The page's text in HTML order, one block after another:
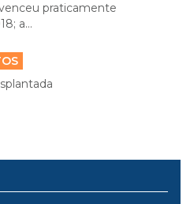
praticamente
a...